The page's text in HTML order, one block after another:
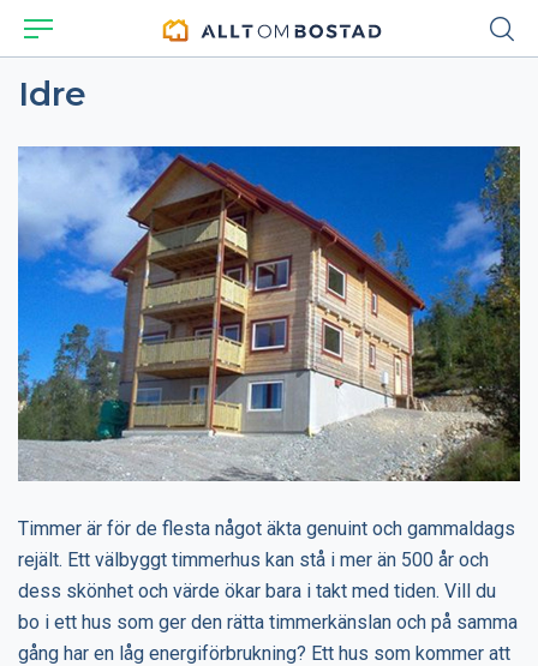
Idre
Timmer är för de flesta något äkta genuint och gammaldags
rejält. Ett välbyggt timmerhus kan stå i mer än 500 år och
dess skönhet och värde ökar bara i takt med tiden. Vill du
bo i ett hus som ger den rätta timmerkänslan och på samma
gång har en låg energiförbrukning? Ett hus som kommer att